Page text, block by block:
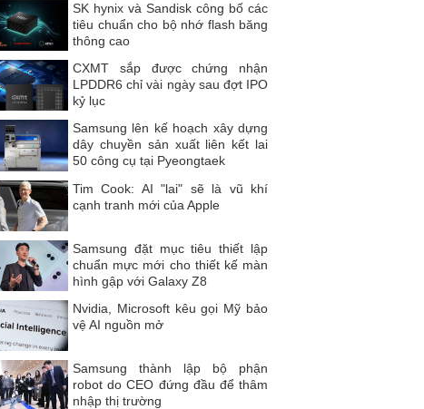
SK hynix và Sandisk công bố các
tiêu chuẩn cho bộ nhớ flash băng
thông cao
CXMT sắp được chứng nhận
LPDDR6 chỉ vài ngày sau đợt IPO
kỷ lục
Samsung lên kế hoạch xây dựng
dây chuyền sản xuất liên kết lai
50 công cụ tại Pyeongtaek
Tim Cook: AI "lai" sẽ là vũ khí
cạnh tranh mới của Apple
Samsung đặt mục tiêu thiết lập
chuẩn mực mới cho thiết kế màn
hình gập với Galaxy Z8
Nvidia, Microsoft kêu gọi Mỹ bảo
vệ AI nguồn mở
Samsung thành lập bộ phận
robot do CEO đứng đầu để thâm
nhập thị trường